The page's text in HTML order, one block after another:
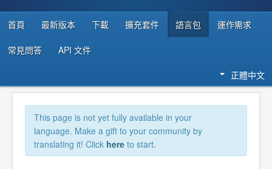
程式者資源
首頁 最新版本 下載 擴充套件 語言包 運作需求
常見問答 API 文件
正體中文
This page is not yet fully available in your
language. Make a gift to your community by
translating it! Click here to start.